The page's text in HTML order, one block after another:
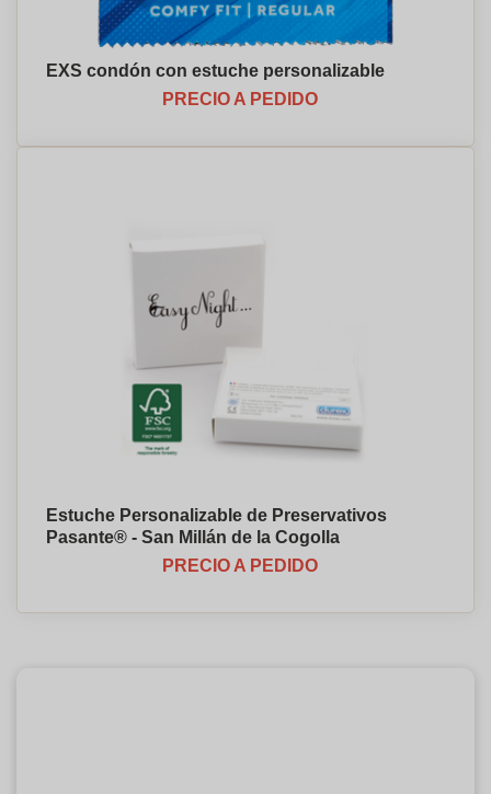
EXS condón con estuche personalizable
PRECIO A PEDIDO
Estuche Personalizable de Preservativos
Pasante® - San Millán de la Cogolla
PRECIO A PEDIDO